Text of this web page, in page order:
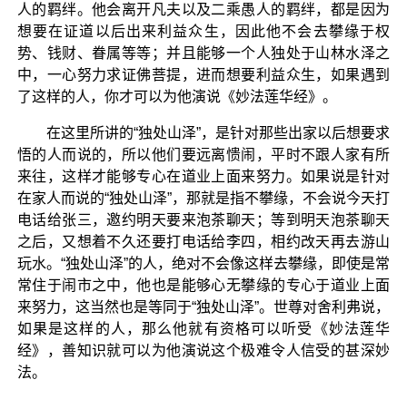
人的羁绊。他会离开凡夫以及二乘愚人的羁绊，都是因为
想要在证道以后出来利益众生，因此他不会去攀缘于权
势、钱财、眷属等等；并且能够一个人独处于山林水泽之
中，一心努力求证佛菩提，进而想要利益众生，如果遇到
了这样的人，你才可以为他演说《妙法莲华经》。
在这里所讲的“独处山泽”，是针对那些出家以后想要求
悟的人而说的，所以他们要远离愦闹，平时不跟人家有所
来往，这样才能够专心在道业上面来努力。如果说是针对
在家人而说的“独处山泽”，那就是指不攀缘，不会说今天打
电话给张三，邀约明天要来泡茶聊天；等到明天泡茶聊天
之后，又想着不久还要打电话给李四，相约改天再去游山
玩水。“独处山泽”的人，绝对不会像这样去攀缘，即使是常
常住于闹市之中，他也是能够心无攀缘的专心于道业上面
来努力，这当然也是等同于“独处山泽”。世尊对舍利弗说，
如果是这样的人，那么他就有资格可以听受《妙法莲华
经》，善知识就可以为他演说这个极难令人信受的甚深妙
法。